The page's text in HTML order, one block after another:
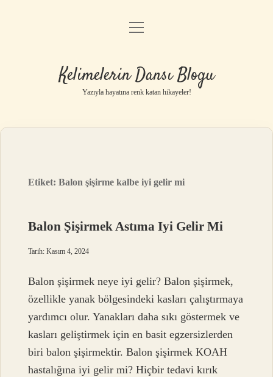
Anasayfa
Yasal Uyarı
menüyü
Kelimelerin Dansı Blogu
Yazıyla hayatına renk katan hikayeler!
Etiket:Balon şişirme kalbe iyi gelir mi
Balon Şişirmek Astıma Iyi Gelir Mi
Tarih: Kasım 4, 2024
Balon şişirmek neye iyi gelir? Balon şişirmek,
özellikle yanak bölgesindeki kasları çalıştırmaya
yardımcı olur. Yanakları daha sıkı göstermek ve
kasları geliştirmek için en basit egzersizlerden
biri balon şişirmektir. Balon şişirmek KOAH
hastalığına iyi gelir mi? Hiçbir tedavi kırık